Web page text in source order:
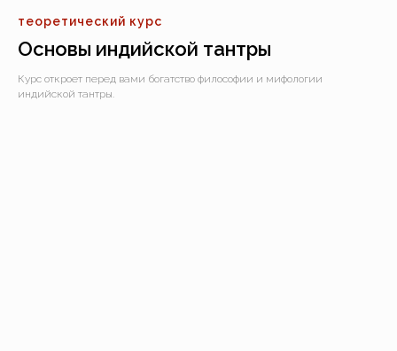
теоретический курс
Основы индийской тантры
Курс откроет перед вами богатство философии и мифологии
индийской тантры.